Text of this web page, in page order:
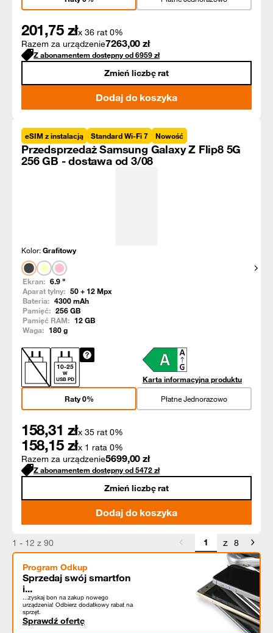
201,75 złx 36 rat 0%
Razem za urządzenie7263,00 zł
Z abonamentem dostępny od6959zł
Zmień liczbę rat
Dodaj do koszyka
eSIM z instalacją Standard Wi-Fi 7 Nowość
Przedsprzedaż Samsung Galaxy Z Flip8 5G
256 GB - dostawa od 3/08
Kolor:Grafitowy
Ekran: 6.9 "
Aparat tylny: 50 + 12Mpx
Bateria: 4300mAh
Pamięć: 256GB
Pamięć RAM: 12GB
Waga: 180g
10-25
W
USB PD
Karta informacyjna produktu
Płatne Jednorazowo
Raty 0%
158,31 złx 35 rat 0%
158,15 złx 1 rata 0%
Razem za urządzenie5699,00 zł
Z abonamentem dostępny od5472zł
Zmień liczbę rat
Dodaj do koszyka
1 - 12 z 90 z 8
Program Odkup
Sprzedaj swój smartfon
i...
...zyskaj bon na zakup nowego
urządzenia! Odbierz dodatkowy rabat na
sprzęt.
Sprawdź ofertę